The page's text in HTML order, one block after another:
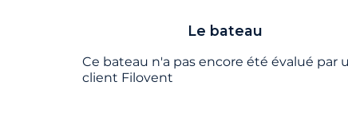
Le bateau
Ce bateau n'a pas encore été évalué par
client Filovent